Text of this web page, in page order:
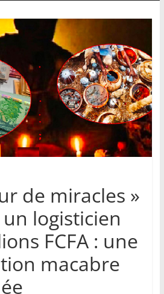
nationale : La session
deux propositions de loi à
du jour
de miracles »
logisticien
FCFA : une
macabre